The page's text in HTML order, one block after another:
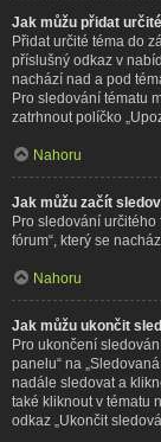
Jak můžu přidat
Přidat určité téma do
příslušný odkaz v
nachází nad a pod
Pro sledování tématu
zatrhnout políčko
Nahoru
Jak můžu začít
Pro sledování určitého
fórum“, který se
Nahoru
Jak můžu ukončit
Pro ukončení
panelu“ na
nadále sledovat a
také kliknout v tématu
odkaz „Ukončit